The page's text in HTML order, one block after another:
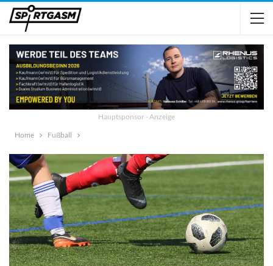
Hauptsponsor - Anzeige
Home
Fußball